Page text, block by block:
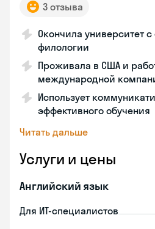
3 отзыва
Окончила университет
филологии
Проживала в США и
международной
Использует
эффективного обучения
Читать дальше
Услуги и цены
Английский язык
Для ИТ-специалистов